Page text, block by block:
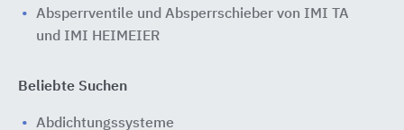
Absperrventile und Absperrschieber von IMI TA
und IMI HEIMEIER
Beliebte Suchen
Abdichtungssysteme